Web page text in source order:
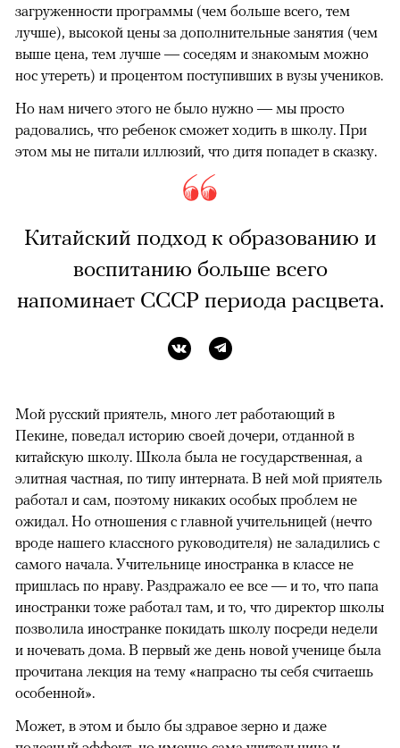
загруженности программы (чем больше всего, тем
лучше), высокой цены за дополнительные занятия (чем
выше цена, тем лучше — соседям и знакомым можно
нос утереть) и процентом поступивших в вузы учеников.
Но нам ничего этого не было нужно — мы просто
радовались, что ребенок сможет ходить в школу. При
этом мы не питали иллюзий, что дитя попадет в сказку.
Китайский подход к образованию и
воспитанию больше всего
напоминает СССР периода расцвета.
Мой русский приятель, много лет работающий в
Пекине, поведал историю своей дочери, отданной в
китайскую школу. Школа была не государственная, а
элитная частная, по типу интерната. В ней мой приятель
работал и сам, поэтому никаких особых проблем не
ожидал. Но отношения с главной учительницей (нечто
вроде нашего классного руководителя) не заладились с
самого начала. Учительнице иностранка в классе не
пришлась по нраву. Раздражало ее все — и то, что папа
иностранки тоже работал там, и то, что директор школы
позволила иностранке покидать школу посреди недели
и ночевать дома. В первый же день новой ученице была
прочитана лекция на тему «напрасно ты себя считаешь
особенной».
Может, в этом и было бы здравое зерно и даже